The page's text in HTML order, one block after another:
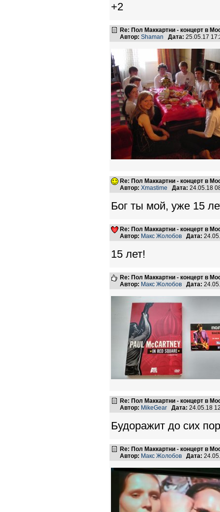
+2
Re: Пол Маккартни - концерт в
Автор: Shaman Дата: 25.05.17
Re: Пол Маккартни - концерт в
Автор: Xmastime Дата: 24.05.18
Бог ты мой, уже 15
Re: Пол Маккартни - концерт в
Автор: Макс Жолобов Дата:
15 лет!
Re: Пол Маккартни - концерт в
Автор: Макс Жолобов Дата:
Re: Пол Маккартни - концерт в
Автор: MikeGear Дата: 24.05.18
Будоражит до сих
Re: Пол Маккартни - концерт в
Автор: Макс Жолобов Дата: